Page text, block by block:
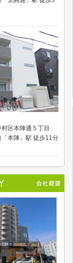
区本陣通５丁目
本陣」駅 徒歩11分